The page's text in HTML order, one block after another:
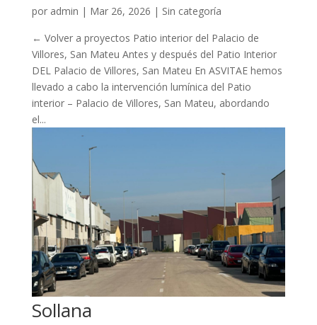
por admin | Mar 26, 2026 | Sin categoría
← Volver a proyectos Patio interior del Palacio de
Villores, San Mateu Antes y después del Patio Interior
DEL Palacio de Villores, San Mateu En ASVITAE hemos
llevado a cabo la intervención lumínica del Patio
interior – Palacio de Villores, San Mateu, abordando
el...
Sollana